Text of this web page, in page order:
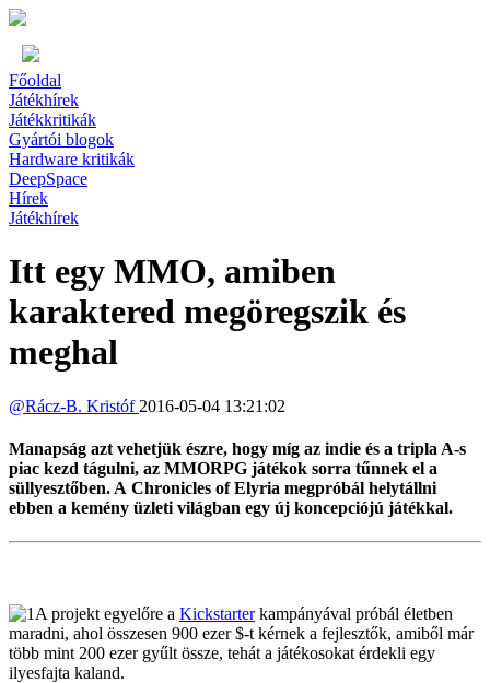
Főoldal
Játékhírek
Játékkritikák
Gyártói blogok
Hardware kritikák
DeepSpace
Hírek
Játékhírek
Itt egy MMO, amiben
karaktered megöregszik és
meghal
@Rácz-B. Kristóf 2016-05-04 13:21:02
Manapság azt vehetjük észre, hogy míg az indie és a tripla A-s
piac kezd tágulni, az MMORPG játékok sorra tűnnek el a
süllyesztőben. A Chronicles of Elyria megpróbál helytállni
ebben a kemény üzleti világban egy új koncepciójú játékkal.
A projekt egyelőre a Kickstarterkampányával próbál életben
maradni, ahol összesen 900 ezer $-t kérnek a fejlesztők, amiből már
több mint 200 ezer gyűlt össze, tehát a játékosokat érdekli egy
ilyesfajta kaland.